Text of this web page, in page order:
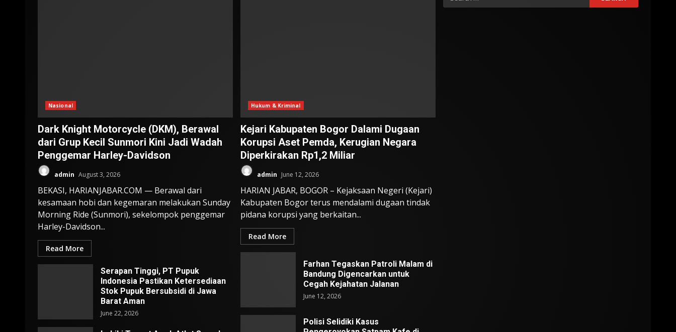
Nasional
Dark Knight Motorcycle (DKM), Berawal
dari Grup Kecil Sunmori Kini Jadi Wadah
Penggemar Harley-Davidson
admin August 3, 2026
BEKASI, HARIANJABAR.COM — Berawal dari
kesamaan hobi dan kegemaran melakukan Sunday
Morning Ride (Sunmori), sekelompok penggemar
Harley-Davidson...
Read More
Serapan Tinggi, PT Pupuk
Indonesia Pastikan Ketersediaan
Stok Pupuk Bersubsidi di Jawa
Barat Aman
June 22, 2026
Hukum & Kriminal
Kejari Kabupaten Bogor Dalami Dugaan
Korupsi Aset Pemda, Kerugian Negara
Diperkirakan Rp1,2 Miliar
admin June 12, 2026
HARIAN JABAR, BOGOR – Kejaksaan Negeri (Kejari)
Kabupaten Bogor terus mendalami dugaan tindak
pidana korupsi yang berkaitan...
Read More
Farhan Tegaskan Patroli Malam di
Bandung Digencarkan untuk
Cegah Kejahatan Jalanan
June 12, 2026
Polisi Selidiki Kasus
for: